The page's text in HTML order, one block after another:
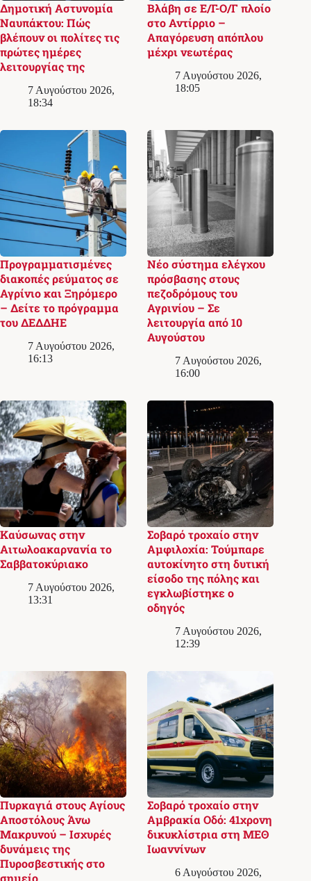
Δημοτική Αστυνομία
Ναυπάκτου: Πώς
βλέπουν οι πολίτες τις
πρώτες ημέρες
λειτουργίας της
7 Αυγούστου 2026,
18:34
Βλάβη σε Ε/Γ-Ο/Γ πλοίο
στο Αντίρριο –
Απαγόρευση απόπλου
μέχρι νεωτέρας
7 Αυγούστου 2026,
18:05
Προγραμματισμένες
διακοπές ρεύματος σε
Αγρίνιο και Ξηρόμερο
– Δείτε το πρόγραμμα
του ΔΕΔΔΗΕ
7 Αυγούστου 2026,
16:13
Νέο σύστημα ελέγχου
πρόσβασης στους
πεζοδρόμους του
Αγρινίου – Σε
λειτουργία από 10
Αυγούστου
7 Αυγούστου 2026,
16:00
Καύσωνας στην
Αιτωλοακαρνανία το
Σαββατοκύριακο
7 Αυγούστου 2026,
13:31
Σοβαρό τροχαίο στην
Αμφιλοχία: Τούμπαρε
αυτοκίνητο στη δυτική
είσοδο της πόλης και
εγκλωβίστηκε ο
οδηγός
7 Αυγούστου 2026,
12:39
Πυρκαγιά στους Αγίους
Αποστόλους Άνω
Μακρυνού – Ισχυρές
δυνάμεις της
Πυροσβεστικής στο
σημείο
Σοβαρό τροχαίο στην
Αμβρακία Οδό: 41χρονη
δικυκλίστρια στη ΜΕΘ
Ιωαννίνων
6 Αυγούστου 2026,